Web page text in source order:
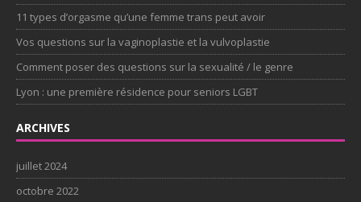
11 types d’orgasme qu’une femme trans peut avoir
Vos questions sur la vaginoplastie et la vulvoplastie
Comment poser des questions sur la sexualité / le genre
Lyon : une première résidence pour seniors LGBT
ARCHIVES
juillet 2024
octobre 2022